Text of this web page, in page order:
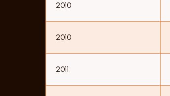
2010
2010
2011